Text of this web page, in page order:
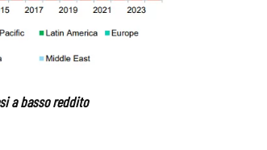
a basso reddito